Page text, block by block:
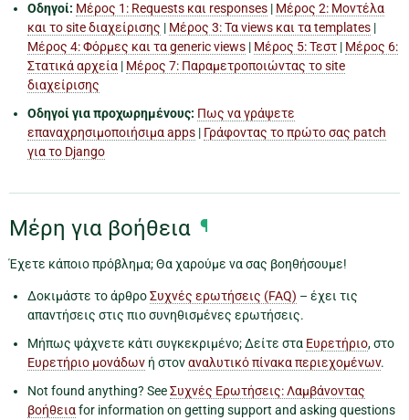
Οδηγοί: Μέρος 1: Requests και responses | Μέρος 2: Μοντέλα
και το site διαχείρισης | Μέρος 3: Τα views και τα templates |
Μέρος 4: Φόρμες και τα generic views | Μέρος 5: Τεστ | Μέρος 6:
Στατικά αρχεία | Μέρος 7: Παραμετροποιώντας το site
διαχείρισης
Οδηγοί για προχωρημένους: Πως να γράψετε
επαναχρησιμοποιήσιμα apps | Γράφοντας το πρώτο σας patch
για το Django
Μέρη για βοήθεια ¶
Έχετε κάποιο πρόβλημα; Θα χαρούμε να σας βοηθήσουμε!
Δοκιμάστε το άρθροΣυχνές ερωτήσεις (FAQ) – έχει τις
απαντήσεις στις πιο συνηθισμένες ερωτήσεις.
Μήπως ψάχνετε κάτι συγκεκριμένο; Δείτε στα Ευρετήριο, στο
Ευρετήριο μονάδων ή στοναναλυτικό πίνακα περιεχομένων.
Not found anything? SeeΣυχνές Ερωτήσεις: Λαμβάνοντας
βοήθειαfor information on getting support and asking questions